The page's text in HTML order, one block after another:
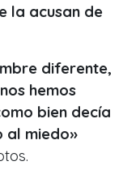
la acusan de
diferente,
hemos
bien decía
al miedo»